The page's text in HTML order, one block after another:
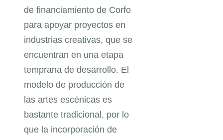
de financiamiento de Corfo
para apoyar proyectos en
industrias creativas, que se
encuentran en una etapa
temprana de desarrollo. El
modelo de producción de
las artes escénicas es
bastante tradicional, por lo
que la incorporación de